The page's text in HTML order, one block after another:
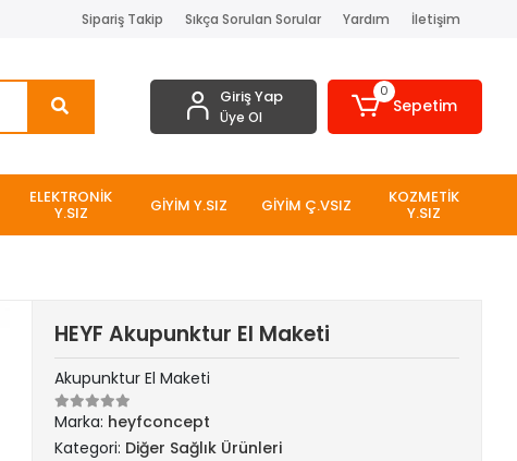
Sipariş Takip Sıkça Sorulan Sorular Yardım İletişim
Giriş Yap
Üye Ol
0
Sepetim
ELEKTRONİK
Y.SIZ GİYİM Y.SIZ GİYİM Ç.VSIZ KOZMETİK
Y.SIZ
HEYF Akupunktur El Maketi
Akupunktur El Maketi
Marka: heyfconcept
Kategori: Diğer Sağlık Ürünleri